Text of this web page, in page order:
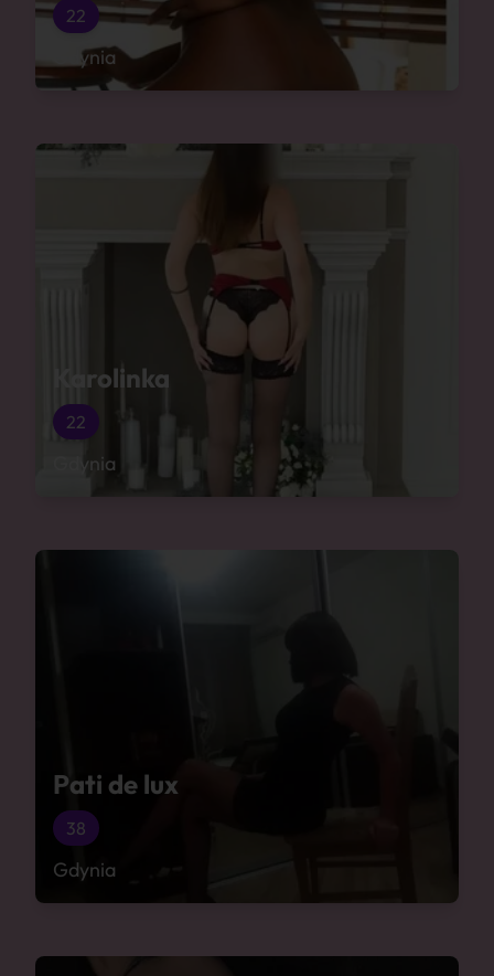
22
Gdynia
Karolinka
22
Gdynia
Pati de lux
38
Gdynia